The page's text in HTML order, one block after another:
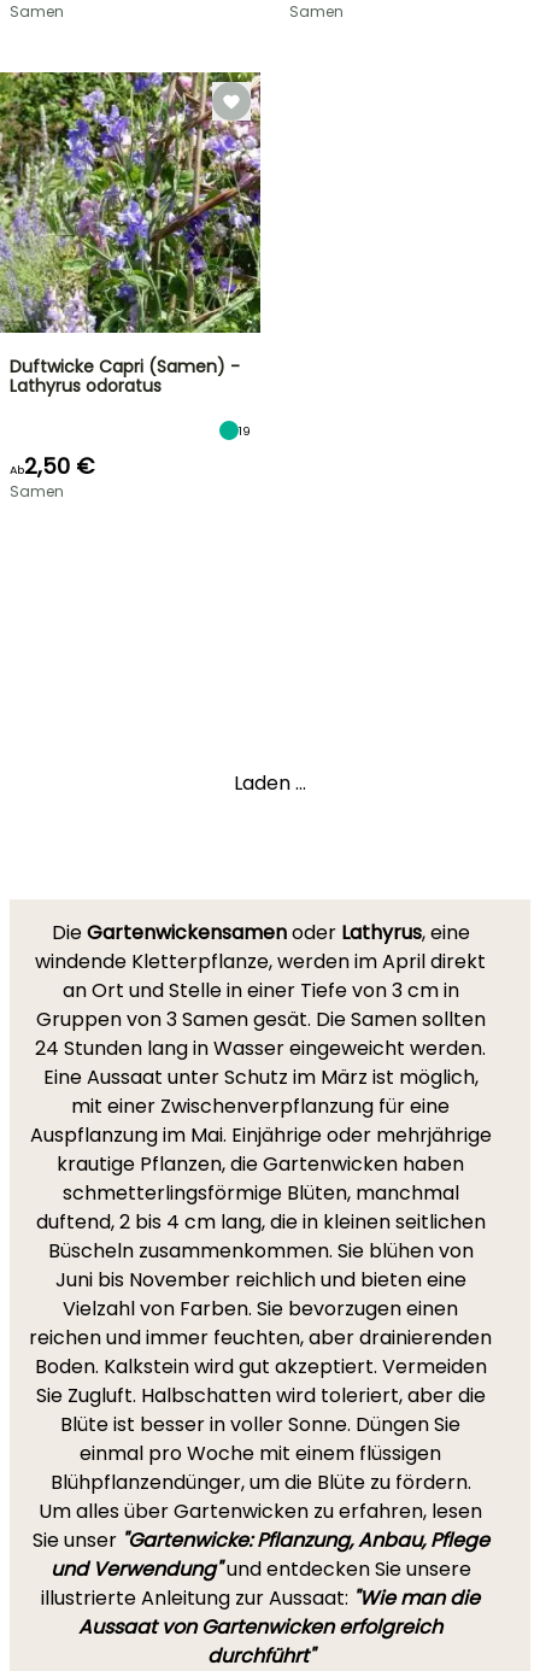
Samen Samen
Duftwicke Capri (Samen) -
Lathyrus odoratus
19
Ab2,50 €
Samen
Laden ...
DieGartenwickensamenoder Lathyrus, eine
windende Kletterpflanze, werden im April direkt
an Ort und Stelle in einer Tiefe von 3 cm in
Gruppen von 3 Samen gesät. Die Samen sollten
24 Stunden lang in Wasser eingeweicht werden.
Eine Aussaat unter Schutz im März ist möglich,
mit einer Zwischenverpflanzung für eine
Auspflanzung im Mai. Einjährige oder mehrjährige
krautige Pflanzen, die Gartenwicken haben
schmetterlingsförmige Blüten, manchmal
duftend, 2 bis 4 cm lang, die in kleinen seitlichen
Büscheln zusammenkommen. Sie blühen von
Juni bis November reichlich und bieten eine
Vielzahl von Farben. Sie bevorzugen einen
reichen und immer feuchten, aber drainierenden
Boden. Kalkstein wird gut akzeptiert. Vermeiden
Sie Zugluft. Halbschatten wird toleriert, aber die
Blüte ist besser in voller Sonne. Düngen Sie
einmal pro Woche mit einem flüssigen
Blühpflanzendünger, um die Blüte zu fördern.
Um alles über Gartenwicken zu erfahren, lesen
Sie unser "Gartenwicke: Pflanzung, Anbau, Pflege
und Verwendung"und entdecken Sie unsere
illustrierte Anleitung zur Aussaat: "Wie man die
Aussaat von Gartenwicken erfolgreich
durchführt"